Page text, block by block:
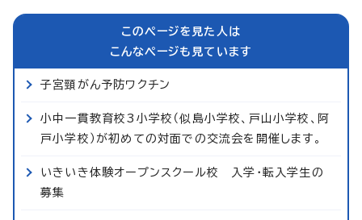
このページを見た人は
こんなページも見ています
子宮頸がん予防ワクチン
小中一貫教育校3小学校（似島小学校、戸山小学校、阿
戸小学校）が初めての対面での交流会を開催します。
いきいき体験オープンスクール校 入学・転入学生の
募集